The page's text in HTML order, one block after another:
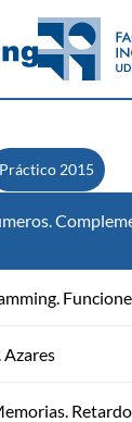
Práctico 2015
Azares